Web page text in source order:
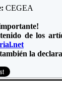
CEGEA
de los
la